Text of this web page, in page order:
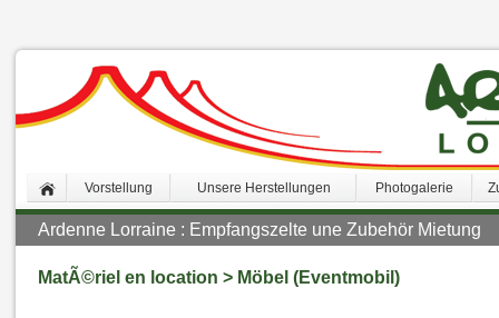
Vorstellung Unsere Herstellungen Photogalerie
Ardenne Lorraine : Empfangszelte une Zubehör Mietung
MatÃ©riel en location > Möbel (Eventmobil)